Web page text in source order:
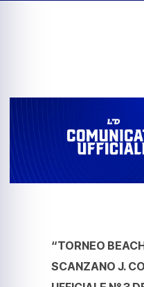
“TORNEO
SCANZANO J.